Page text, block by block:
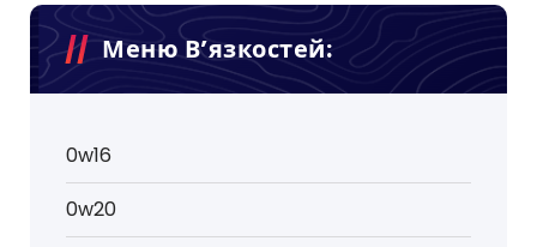
Меню В’язкостей:
0w16
0w20